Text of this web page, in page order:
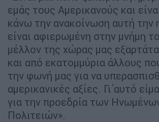
εμάς τους Αμερικανούς και
κάνω την ανακοίνωση αυτή την
είναι αφιερωμένη στην μνήμη
μέλλον της χώρας μας
και από εκατομμύρια άλλους
την φωνή μας για να
αμερικανικές αξίες. Γι΄αυτό
για την προεδρία των
Πολιτειών».